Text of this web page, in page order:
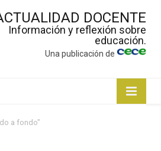
DOCENTE
Información y reflexión sobre
educación.
Una publicación de
a fondo"